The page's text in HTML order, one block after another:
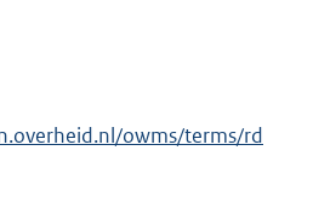
owms/terms/rd